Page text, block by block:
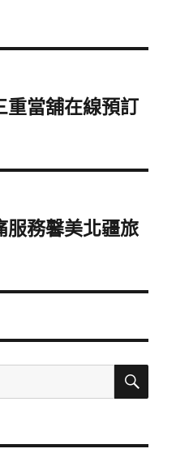
重當舖在線預訂
服務馨美北疆旅
搜